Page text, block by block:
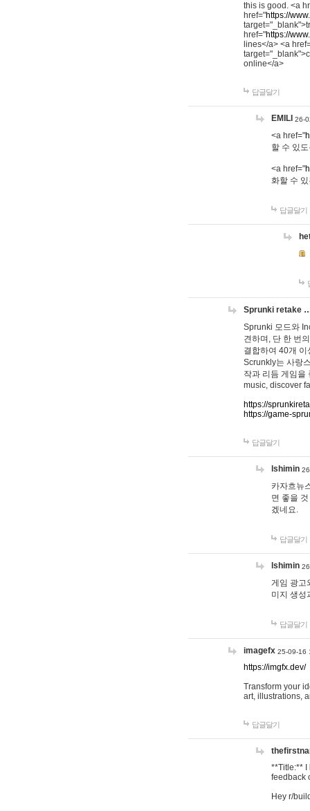
this is good. <a
href="https://
href="https://
lines</a> <a
online</a>
답글달기
EMILI 26-
<a href="
할 수 있
<a href="
화할 수
답글달기
Sprunki retake
Sprunki 모드와
견하며, 단 한 번
결합하여 40개
Scrunkly는 사랑
작과 리듬 게임을
music, discover
https://
https://game-
답글달기
lshimin
카자흐뉴
면 좋을
겠네요.
답글달기
lshimin
게임 광고
미지 생성
답글달기
imagefx 25-09-16
https://imgfx.dev/
Transform your
art, illustrations,
답글달기
**Title:** I
feedback
Hey r/